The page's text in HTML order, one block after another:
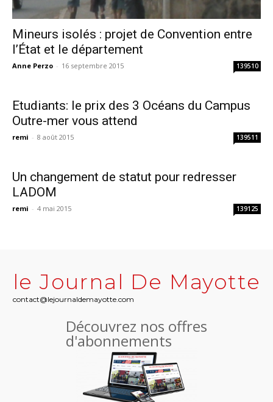
Mineurs isolés : projet de Convention entre
l’État et le département
Anne Perzo - 16 septembre 2015 139510
Etudiants: le prix des 3 Océans du Campus
Outre-mer vous attend
remi - 8 août 2015 139511
Un changement de statut pour redresser
LADOM
remi - 4 mai 2015 139125
le Journal De Mayotte
contact@lejournaldemayotte.com
Découvrez nos offres
d'abonnements